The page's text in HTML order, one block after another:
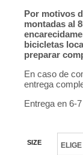
Por motivos
montadas al
bicicletas
preparar
En caso de
entrega
Entrega en 6-
SIZE